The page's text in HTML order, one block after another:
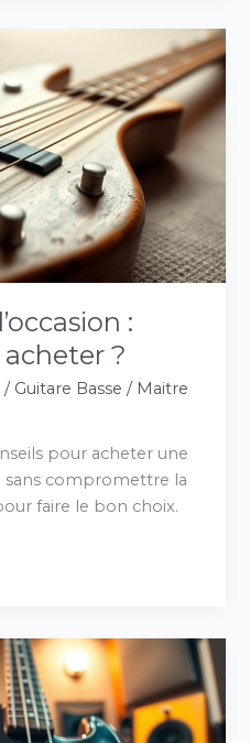
:
?
/ Guitare Basse / Maitre
pour acheter une
sans compromettre la
faire le bon choix.